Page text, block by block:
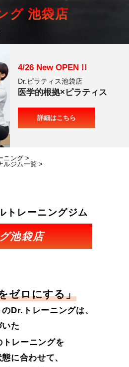
グ 池袋店
Dr.ピラティス池袋店
医学的根拠×ピラティス
詳細はこちら
ニング
ルジム一覧
トレーニングジム
池袋店
ゼロにする」
Dr.トレーニングは、
た
トレーニングを
に合わせて、
REVIEW
メディア
FAQ